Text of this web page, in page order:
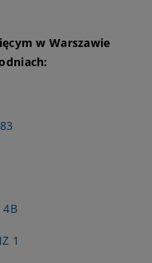
w Warszawie
1